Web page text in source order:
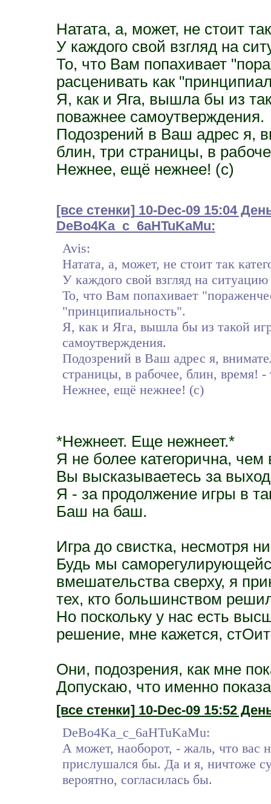
Натата, а, может, не стоит
У каждого свой взгляд на
То, что Вам попахивает
расценивать как
Я, как и Яга, вышла бы из
поважнее самоутверждения.
Подозрений в Ваш адрес я,
блин, три страницы, в
Нежнее, ещё нежнее! (с)
[все стенки] 10-Dec-09 15:04
DeBo4Ka_c_6aHTuKaMu:
Avis:
Натата, а, может, не стоит так
У каждого свой взгляд на
То, что Вам попахивает
"принципиальность".
Я, как и Яга, вышла бы из такой
самоутверждения.
Подозрений в Ваш адрес я,
страницы, в рабочее, блин, время! -
Нежнее, ещё нежнее! (с)
*Нежнеет. Еще нежнеет.*
Я не более категорична, чем
Вы высказываетесь за
Я - за продолжение игры в
Баш на баш.
Игра до свистка, несмотря
Будь мы
вмешательства сверху, я
тех, кто большинством
Но поскольку у нас есть
решение, мне кажется,
Они, подозрения, как мне
Допускаю, что именно
[все стенки]10-Dec-09 15:52
DeBo4Ka_c_6aHTuKaMu:
А может, наоборот, - жаль, что вас
прислушался бы. Да и я, ничтоже
вероятно, согласилась бы.